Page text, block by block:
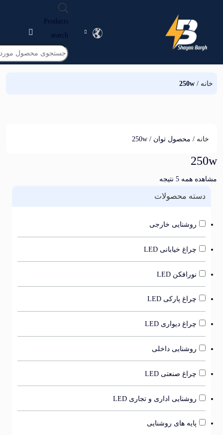
Products
search
250w
/ محصول توان / 250w
5 نتیجه
محصولات
روشنایی خارجی
چراغ خیابانی LED
نورافکن LED
چراغ پارکی LED
چراغ دیواری LED
روشنایی داخلی
چراغ صنعتی LED
روشنایی اداری و تجاری LED
پایه های روشنایی